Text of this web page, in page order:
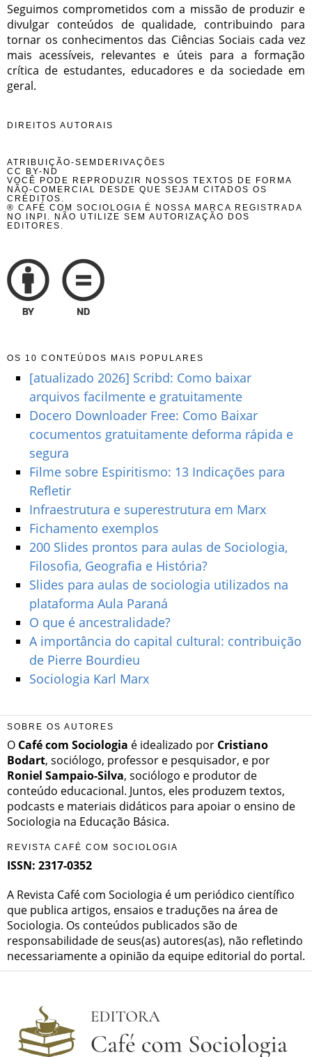
Seguimos comprometidos com a missão de produzir e
divulgar conteúdos de qualidade, contribuindo para
tornar os conhecimentos das Ciências Sociais cada vez
mais acessíveis, relevantes e úteis para a formação
crítica de estudantes, educadores e da sociedade em
geral.
DIREITOS AUTORAIS
ATRIBUIÇÃO-SEMDERIVAÇÕES
CC BY-ND
VOCÊ PODE REPRODUZIR NOSSOS TEXTOS DE FORMA
NÃO-COMERCIAL DESDE QUE SEJAM CITADOS OS
CRÉDITOS.
® CAFÉ COM SOCIOLOGIA É NOSSA MARCA REGISTRADA
NO INPI. NÃO UTILIZE SEM AUTORIZAÇÃO DOS
EDITORES.
OS 10 CONTEÚDOS MAIS POPULARES
[atualizado 2026] Scribd: Como baixar
arquivos facilmente e gratuitamente
Docero Downloader Free: Como Baixar
cocumentos gratuitamente deforma rápida e
segura
Filme sobre Espiritismo: 13 Indicações para
Refletir
Infraestrutura e superestrutura em Marx
Fichamento exemplos
200 Slides prontos para aulas de Sociologia,
Filosofia, Geografia e História?
Slides para aulas de sociologia utilizados na
plataforma Aula Paraná
O que é ancestralidade?
A importância do capital cultural: contribuição
de Pierre Bourdieu
Sociologia Karl Marx
SOBRE OS AUTORES
O Café com Sociologia é idealizado por Cristiano
Bodart, sociólogo, professor e pesquisador, e por
Roniel Sampaio-Silva, sociólogo e produtor de
conteúdo educacional. Juntos, eles produzem textos,
podcasts e materiais didáticos para apoiar o ensino de
Sociologia na Educação Básica.
REVISTA CAFÉ COM SOCIOLOGIA
ISSN: 2317-0352
A Revista Café com Sociologia é um periódico científico
que publica artigos, ensaios e traduções na área de
Sociologia. Os conteúdos publicados são de
responsabilidade de seus(as) autores(as), não refletindo
necessariamente a opinião da equipe editorial do portal.